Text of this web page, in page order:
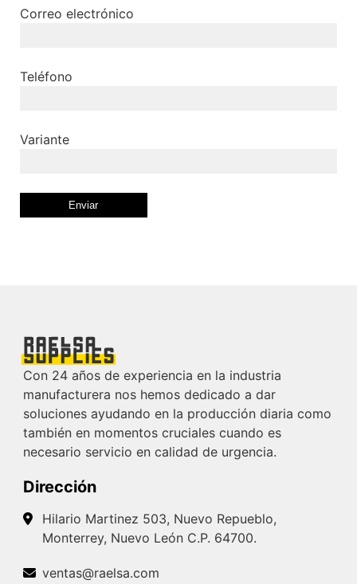
Correo electrónico
Teléfono
Variante
Con 24 años de experiencia en la industria
manufacturera nos hemos dedicado a dar
soluciones ayudando en la producción diaria como
también en momentos cruciales cuando es
necesario servicio en calidad de urgencia.
Dirección
Hilario Martinez 503, Nuevo Repueblo,
Monterrey, Nuevo León C.P. 64700.
ventas@raelsa.com